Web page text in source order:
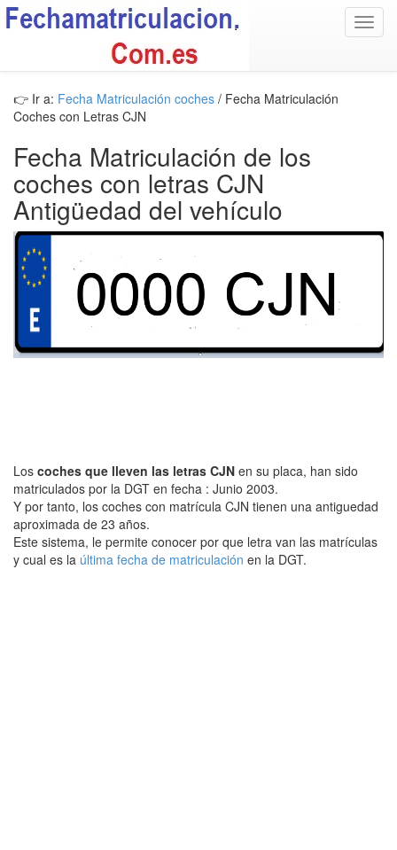
👉 Ir a: Fecha Matriculación coches / Fecha Matriculación
Coches con Letras CJN
Fecha Matriculación de los
coches con letras CJN
Antigüedad del vehículo
Los coches que lleven las letras CJN en su placa, han sido
matriculados por la DGT en fecha : Junio 2003.
Y por tanto, los coches con matrícula CJN tienen una antiguedad
aproximada de 23 años.
Este sistema, le permite conocer por que letra van las matrículas
y cual es la última fecha de matriculación en la DGT.